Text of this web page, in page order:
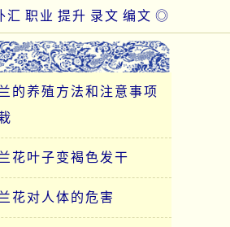
◎
编文
录文
提升
职业
汇
的养殖方法和注意事项
花叶子变褐色发干
花对人体的危害